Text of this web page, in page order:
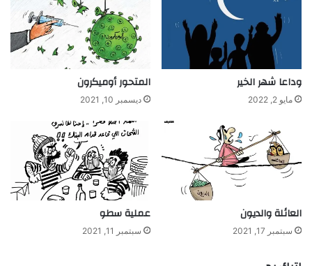
وداعا شهر الخير
مايو 2, 2022
المتحور أوميكرون
ديسمبر 10, 2021
العائلة والديون
سبتمبر 17, 2021
عملية سطو
سبتمبر 11, 2021